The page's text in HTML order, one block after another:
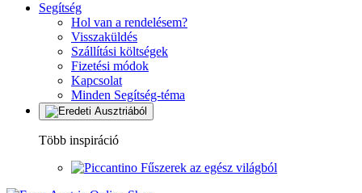
Segítség
Hol van a rendelésem?
Visszaküldés
Szállítási költségek
Fizetési módok
Kapcsolat
Minden Segítség-téma
Több inspiráció
Fűszerek az egész világból